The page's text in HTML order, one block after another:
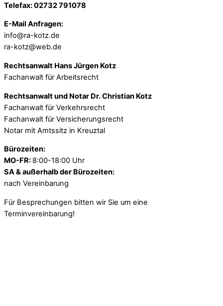
Telefax: 02732 791078
E-Mail Anfragen:
info@ra-kotz.de
ra-kotz@web.de
Rechtsanwalt Hans Jürgen Kotz
Fachanwalt für Arbeitsrecht
Rechtsanwalt und Notar Dr. Christian Kotz
Fachanwalt für Verkehrsrecht
Fachanwalt für Versicherungsrecht
Notar mit Amtssitz in Kreuztal
Bürozeiten:
MO-FR: 8:00-18:00 Uhr
SA & außerhalb der Bürozeiten:
nach Vereinbarung
Für Besprechungen bitten wir Sie um eine
Terminvereinbarung!